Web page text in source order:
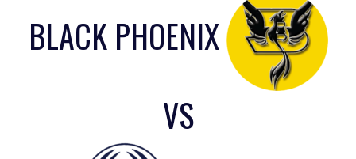
BLACK PHOENIX
VS